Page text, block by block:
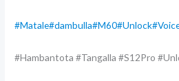
#Matale#dambulla#M60#Unlock
#Hambantota #Tangalla #S12Pro